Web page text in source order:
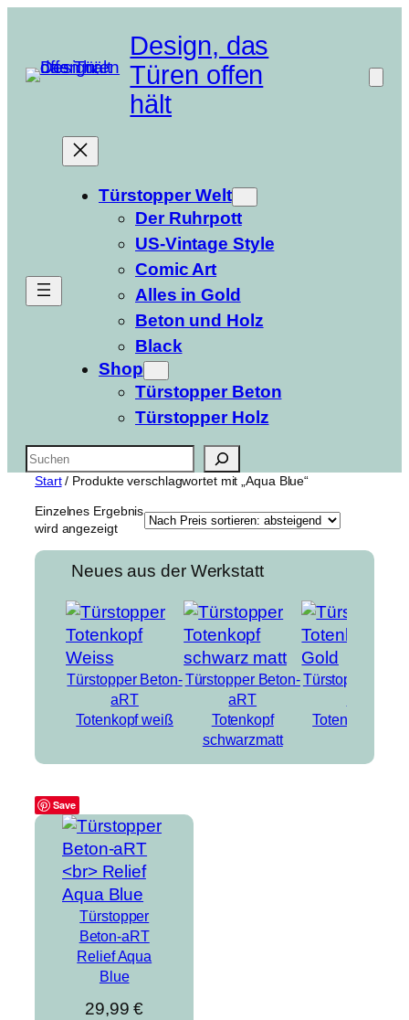
springen
Design, das
Türen offen
hält
Türstopper Welt
Der Ruhrpott
US-Vintage Style
Comic Art
Alles in Gold
Beton und Holz
Black
Shop
Türstopper Beton
Türstopper Holz
Suchen
Start/ Produkte verschlagwortet mit „Aqua Blue“
Einzelnes Ergebnis
wird angezeigt
Neues aus der Werkstatt
Türstopper Beton-
aRT
Totenkopf weiß
Türstopper Beton-
aRT
Totenkopf
schwarzmatt
Türstopper
Totenkopf Gold
Save
Türstopper
Beton-aRT
Relief Aqua
Blue
29,99€